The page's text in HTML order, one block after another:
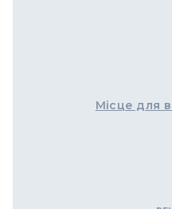
Місце для